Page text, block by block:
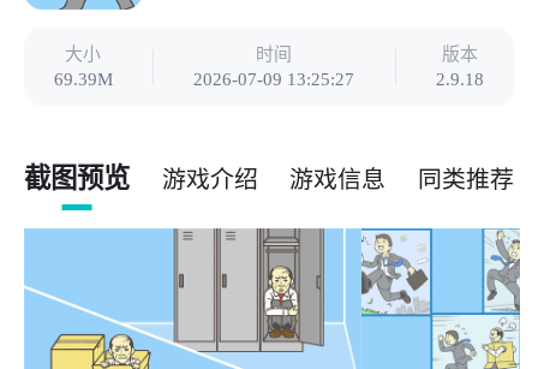
大小
69.39M
时间
2026-07-09 13:25:27
版本
2.9.18
截图预览 游戏介绍 游戏信息 同类推荐